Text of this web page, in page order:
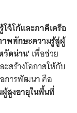
โจ้โก้และภาคีเครือ
าพทักษะความรู้สู่ผู้
วัดน่าน’เพื่อช่วย
สร้างโอกาสให้กับ
การพัฒนา คือ
สูงอายุในพื้นที่